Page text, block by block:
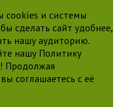
cookies и системы
сделать сайт удобнее,
нашу аудиторию.
нашу Политику
Продолжая
соглашаетесь с её